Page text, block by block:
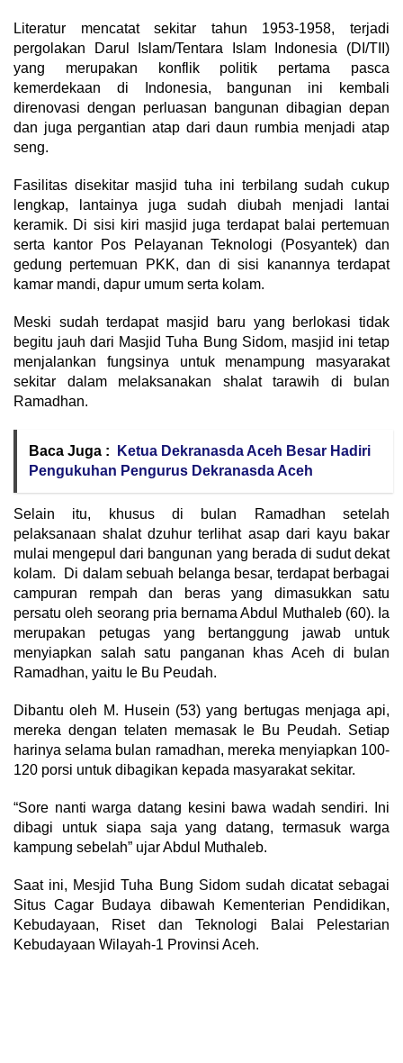
Literatur mencatat sekitar tahun 1953-1958, terjadi
pergolakan Darul Islam/Tentara Islam Indonesia (DI/TII)
yang merupakan konflik politik pertama pasca
kemerdekaan di Indonesia, bangunan ini kembali
direnovasi dengan perluasan bangunan dibagian depan
dan juga pergantian atap dari daun rumbia menjadi atap
seng.
Fasilitas disekitar masjid tuha ini terbilang sudah cukup
lengkap, lantainya juga sudah diubah menjadi lantai
keramik. Di sisi kiri masjid juga terdapat balai pertemuan
serta kantor Pos Pelayanan Teknologi (Posyantek) dan
gedung pertemuan PKK, dan di sisi kanannya terdapat
kamar mandi, dapur umum serta kolam.
Meski sudah terdapat masjid baru yang berlokasi tidak
begitu jauh dari Masjid Tuha Bung Sidom, masjid ini tetap
menjalankan fungsinya untuk menampung masyarakat
sekitar dalam melaksanakan shalat tarawih di bulan
Ramadhan.
Baca Juga :
Ketua Dekranasda Aceh Besar Hadiri
Pengukuhan Pengurus Dekranasda Aceh
Selain itu, khusus di bulan Ramadhan setelah
pelaksanaan shalat dzuhur terlihat asap dari kayu bakar
mulai mengepul dari bangunan yang berada di sudut dekat
kolam. Di dalam sebuah belanga besar, terdapat berbagai
campuran rempah dan beras yang dimasukkan satu
persatu oleh seorang pria bernama Abdul Muthaleb (60). Ia
merupakan petugas yang bertanggung jawab untuk
menyiapkan salah satu panganan khas Aceh di bulan
Ramadhan, yaitu Ie Bu Peudah.
Dibantu oleh M. Husein (53) yang bertugas menjaga api,
mereka dengan telaten memasak Ie Bu Peudah. Setiap
harinya selama bulan ramadhan, mereka menyiapkan 100-
120 porsi untuk dibagikan kepada masyarakat sekitar.
“Sore nanti warga datang kesini bawa wadah sendiri. Ini
dibagi untuk siapa saja yang datang, termasuk warga
kampung sebelah” ujar Abdul Muthaleb.
Saat ini, Mesjid Tuha Bung Sidom sudah dicatat sebagai
Situs Cagar Budaya dibawah Kementerian Pendidikan,
Kebudayaan, Riset dan Teknologi Balai Pelestarian
Kebudayaan Wilayah-1 Provinsi Aceh.